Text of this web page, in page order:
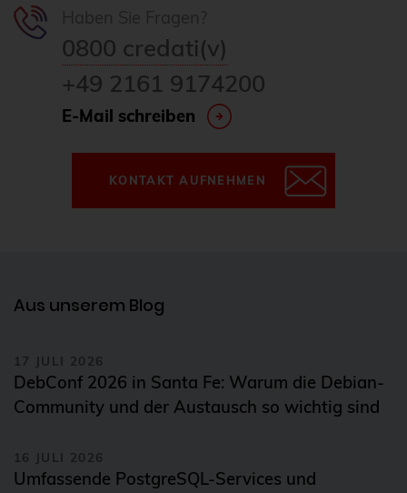
0800 credati(v)
+49 2161 9174200
E-Mail schreiben
KONTAKT AUFNEHMEN
Aus unserem Blog
17 JULI 2026
DebConf 2026 in Santa Fe: Warum die Debian-
Community und der Austausch so wichtig sind
16 JULI 2026
Umfassende PostgreSQL-Services und